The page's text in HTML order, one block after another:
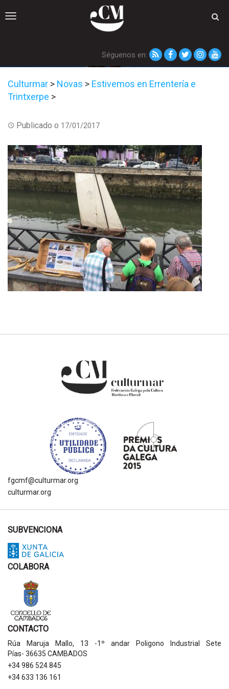
Toggle
Séguenos en:
Culturmar > Novas > Estivemos en Errentería e
Trintxerpe >
Publicado o 17/01/2017
fgcmf@culturmar.org
culturmar.org
SUBVENCIONA
COLABORA
CONTACTO
Rúa Maruja Mallo, 13 -1º andar Poligono Industrial Sete
Pías- 36635 CAMBADOS
+34 986 524 845
+34 633 136 161